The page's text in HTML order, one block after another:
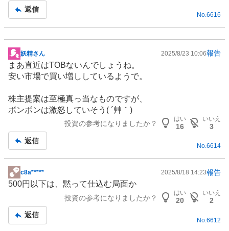
返信
No. 6616
掲
示
板
事
妖精さん 2025/8/23 10:06報告
まあ直近はTOBないんでしょうね。
安い市場で買い増ししているようで。
株主提案は至極真っ当なものですが、
ボンボンは激怒していそう( ´艸｀)
投資の参考になりましたか？
はい
16
いいえ
3
返信
No.6614
掲
示
事
c8a***** 2025/8/18 14:23報告
500円以下は、黙って仕込む局面か
投資の参考になりましたか？
はい
20
いいえ
2
返信
No. 6612